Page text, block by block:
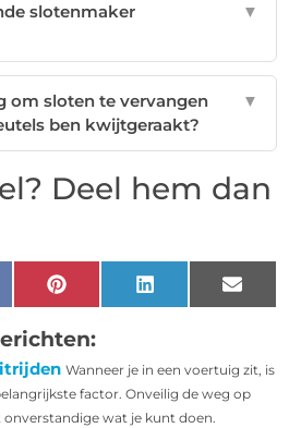
slotenmaker
▼
om sloten te vervangen
ben kwijtgeraakt?
▼
Deel hem dan
Pinterest LinkedIn Email
Wanneer je in een voertuig zit, is
factor. Onveilig de weg op
onverstandige wat je kunt doen.